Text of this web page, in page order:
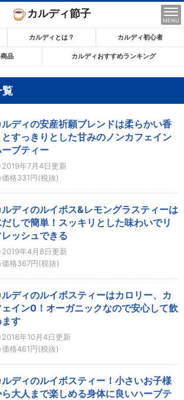
カルディ節子
MENU
カルディとは？ カルディ初心者
品 カルディおすすめランキング
覧
ルディの安産祈願ブレンドは柔らかい香
とすっきりとした甘みのノンカフェイン
ブティー
2019年7月4日更新
価格331円(税抜)
ルディのルイボス&レモングラスティーは
しで簡単！スッキリとした味わいでリ
レッシュできる
2019年4月8日更新
価格367円(税抜)
ルディのルイボスティーはカロリー、カ
ェイン0！オーガニックなので安心して飲
す
2018年10月4日更新
価格461円(税抜)
ルディのルイボスティー！小さいお子様
大人まで楽しめる身体に良いハーブテ